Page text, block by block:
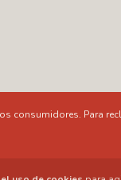
consumidores. Para